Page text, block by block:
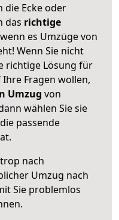
die Ecke oder
das richtige
es Umzüge von
Wenn Sie nicht
richtige Lösung für
Fragen wollen,
Umzug von
wählen Sie sie
passende
nach
Umzug nach
Sie problemlos